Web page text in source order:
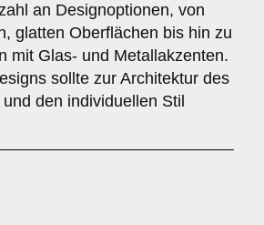
an Designoptionen, von
glatten Oberflächen bis hin zu
mit Glas- und Metallakzenten.
sollte zur Architektur des
den individuellen Stil